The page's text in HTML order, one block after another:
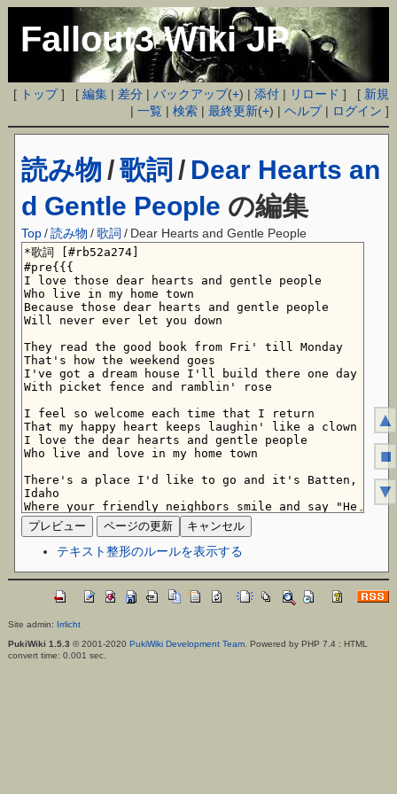
Fallout3 Wiki JP
[ トップ] [編集 | 差分 |バックアップ(+) |添付 | リロード ] [ 新規
|一覧 |検索 |最終更新(+) |ヘルプ| ログイン ]
読み物 /歌詞 / Dear Hearts an
d Gentle People の編集
Top /読み物 /歌詞 / Dear Hearts and Gentle People
テキスト整形のルールを表示する
Site admin: Irrlicht
PukiWiki 1.5.3 © 2001-2020 PukiWiki Development Team. Powered by PHP 7.4 : HTML
convert time: 0.001 sec.
▲
■
▼